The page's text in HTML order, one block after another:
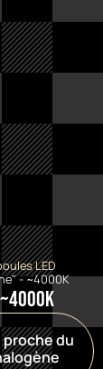
LED
- ~4000K
proche du